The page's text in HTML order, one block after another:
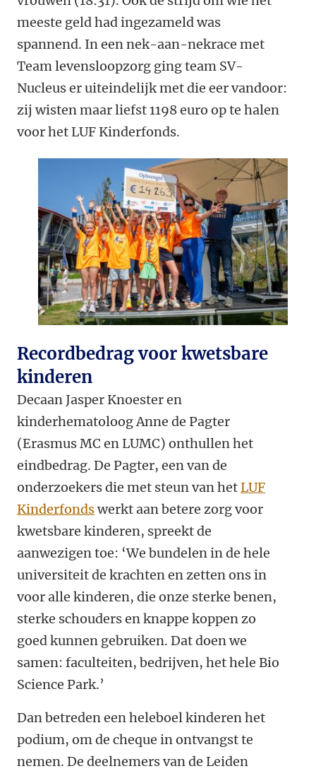
meeste geld had ingezameld was
spannend. In een nek-aan-nekrace met
Team levensloopzorg ging team SV-
Nucleus er uiteindelijk met die eer vandoor:
zij wisten maar liefst 1198 euro op te halen
voor het LUF Kinderfonds.
Recordbedrag voor kwetsbare
kinderen
Decaan Jasper Knoester en
kinderhematoloog Anne de Pagter
(Erasmus MC en LUMC) onthullen het
eindbedrag. De Pagter, een van de
onderzoekers die met steun van hetLUF
Kinderfondswerkt aan betere zorg voor
kwetsbare kinderen, spreekt de
aanwezigen toe: ‘We bundelen in de hele
universiteit de krachten en zetten ons in
voor alle kinderen, die onze sterke benen,
sterke schouders en knappe koppen zo
goed kunnen gebruiken. Dat doen we
samen: faculteiten, bedrijven, het hele Bio
Science Park.’
Dan betreden een heleboel kinderen het
podium, om de cheque in ontvangst te
nemen. De deelnemers van de Leiden